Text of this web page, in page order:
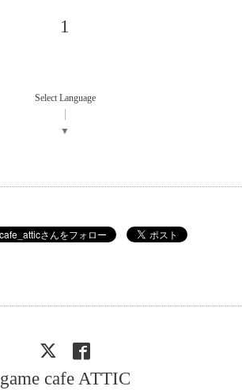
1
Select Language
▼
game cafe ATTIC